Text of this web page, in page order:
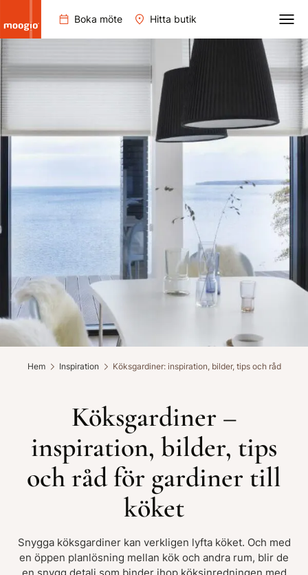
Boka möte Hitta butik
Hem Inspiration Köksgardiner: inspiration, bilder, tips och råd
Köksgardiner –
inspiration, bilder, tips
och råd för gardiner till
köket
Snygga köksgardiner kan verkligen lyfta köket. Och med
en öppen planlösning mellan kök och andra rum, blir de
en snygg detalj som binder ihop köksinredningen med